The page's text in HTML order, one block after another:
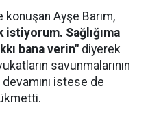
Ayşe Barım,
istiyorum. Sağlığıma
bana verin" diyerek
savunmalarının
istese de